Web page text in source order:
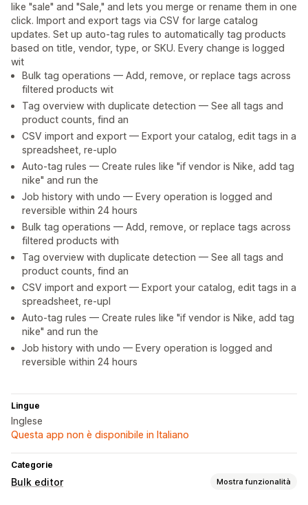
like "sale" and "Sale," and lets you merge or rename them in one
click. Import and export tags via CSV for large catalog
updates. Set up auto-tag rules to automatically tag products
based on title, vendor, type, or SKU. Every change is logged
wit
Bulk tag operations — Add, remove, or replace tags across
filtered products wit
Tag overview with duplicate detection — See all tags and
product counts, find an
CSV import and export — Export your catalog, edit tags in a
spreadsheet, re-uplo
Auto-tag rules — Create rules like "if vendor is Nike, add tag
nike" and run the
Job history with undo — Every operation is logged and
reversible within 24 hours
Bulk tag operations — Add, remove, or replace tags across
filtered products with
Tag overview with duplicate detection — See all tags and
product counts, find an
CSV import and export — Export your catalog, edit tags in a
spreadsheet, re-upl
Auto-tag rules — Create rules like "if vendor is Nike, add tag
nike" and run the
Job history with undo — Every operation is logged and
reversible within 24 hours
Lingue
Inglese
Questa app non è disponibile in Italiano
Categorie
Bulk editor Mostra funzionalità